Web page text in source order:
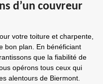
d’un couvreur
votre toiture et charpente,
bon plan. En bénéficiant
que la fiabilité de
opérons tous ceux qui
alentours de Biermont.